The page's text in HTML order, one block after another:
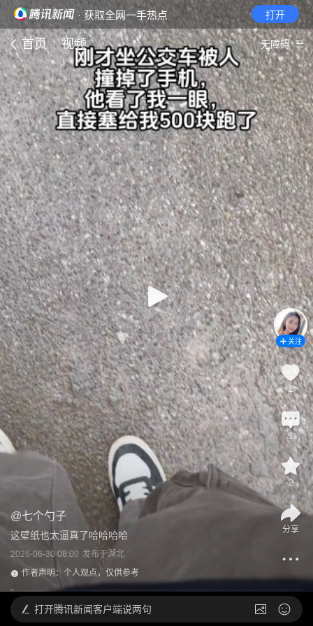
· 获取全网一手热点 打开
首页 视频 无障碍
@七个勺子
这壁纸也太逼真了哈哈哈哈
2026-06-30 08:00 发布于湖北
作者声明：个人观点，仅供参考
关注
2
1
2
分享
打开腾讯新闻客户端说两句